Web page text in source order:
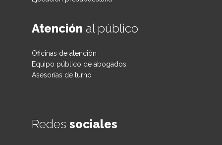
Atención al público
Oficinas de atención
Equipo público de abogados
Asesorías de turno
Redes sociales